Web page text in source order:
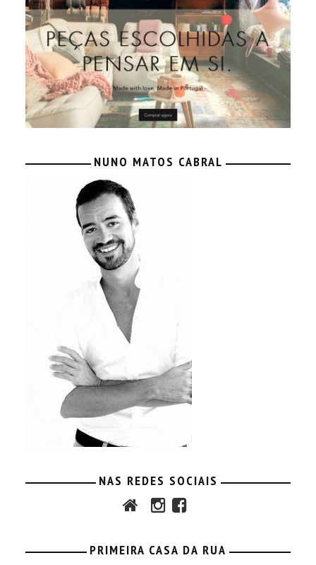
NUNO MATOS CABRAL
NAS REDES SOCIAIS
PRIMEIRA CASA DA RUA